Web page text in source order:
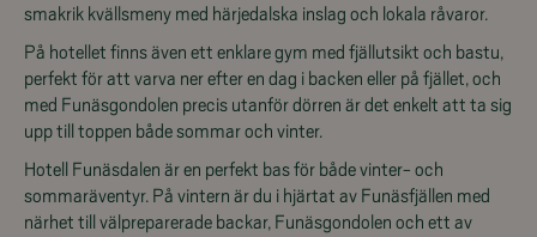
smakrik kvällsmeny med härjedalska inslag och lokala råvaror.
På hotellet finns även ett enklare gym med fjällutsikt och bastu,
perfekt för att varva ner efter en dag i backen eller på fjället, och
med Funäsgondolen precis utanför dörren är det enkelt att ta sig
upp till toppen både sommar och vinter.
Hotell Funäsdalen är en perfekt bas för både vinter- och
sommaräventyr. På vintern är du i hjärtat av Funäsfjällen med
närhet till välpreparerade backar, Funäsgondolen och ett av